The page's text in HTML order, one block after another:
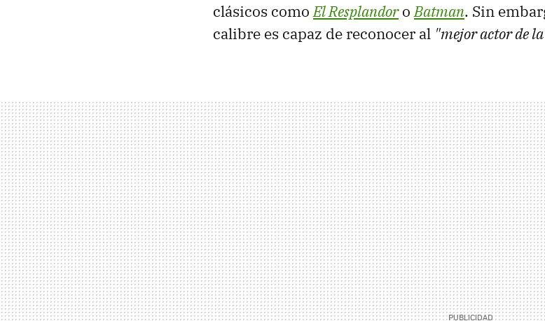
clásicos comoEl ResplandoroBatman. Sin
calibre es capaz de reconocer al "mejor actor de